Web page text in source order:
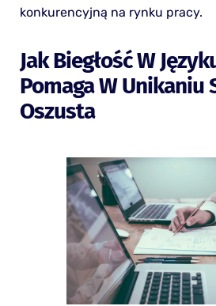
konkurencyjną na rynku pracy.
Jak Biegłość W
Pomaga W Unikaniu
Oszusta